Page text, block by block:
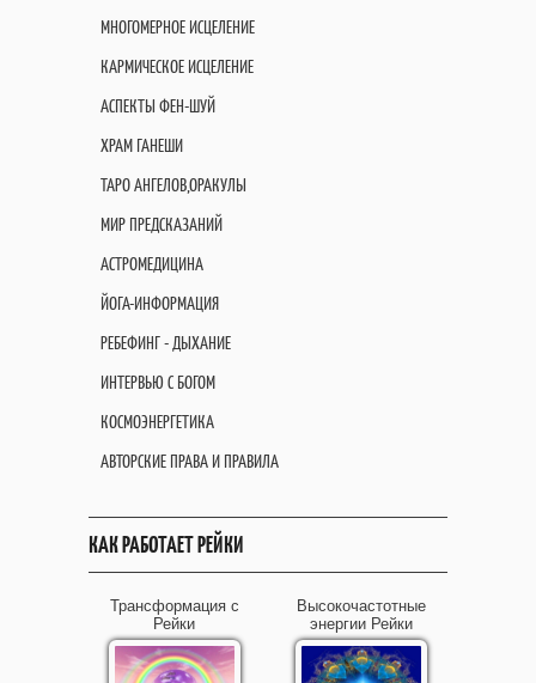
МНОГОМЕРНОЕ ИСЦЕЛЕНИЕ
КАРМИЧЕСКОЕ ИСЦЕЛЕНИЕ
АСПЕКТЫ ФЕН-ШУЙ
ХРАМ ГАНЕШИ
ТАРО АНГЕЛОВ,ОРАКУЛЫ
МИР ПРЕДСКАЗАНИЙ
АСТРОМЕДИЦИНА
ЙОГА-ИНФОРМАЦИЯ
РЕБЕФИНГ - ДЫХАНИЕ
ИНТЕРВЬЮ С БОГОМ
КОСМОЭНЕРГЕТИКА
АВТОРСКИЕ ПРАВА И ПРАВИЛА
КАК РАБОТАЕТ РЕЙКИ
Трансформация с
Рейки
Высокочастотные
энергии Рейки